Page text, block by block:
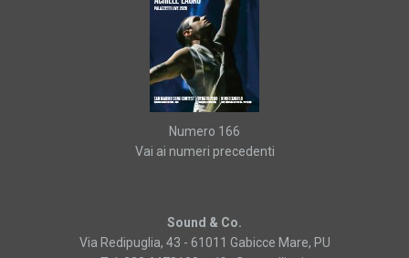
Numero 166
Vai ai numeri precedenti
Sound & Co.
Via Redipuglia, 43 - 61011 Gabicce Mare, PU